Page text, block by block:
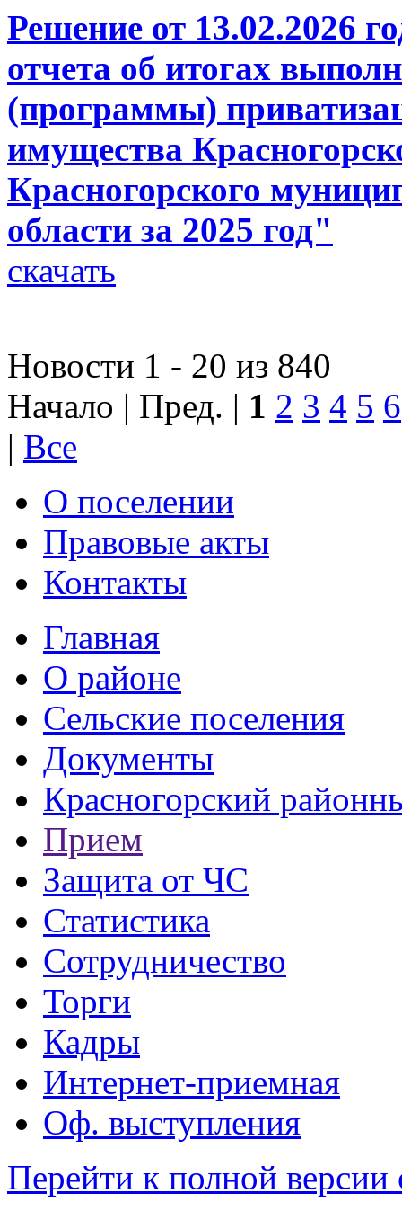
Решение от 13.02.2026
отчета об итогах
(программы)
имущества
Красногорского
области за 2025 год"
скачать
Новости 1 - 20 из 840
Начало | Пред. | 1 2 3 4 5 6
| Все
О поселении
Правовые акты
Контакты
Главная
О районе
Сельские поселения
Документы
Красногорский
Прием
Защита от ЧС
Статистика
Сотрудничество
Торги
Кадры
Интернет-приемная
Оф. выступления
Перейти к полной версии